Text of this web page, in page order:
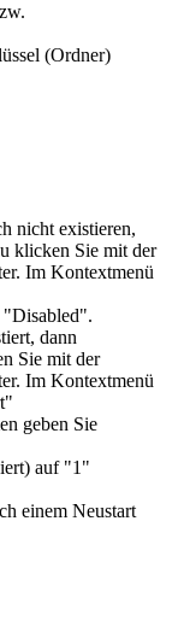
(Ordner)
nicht existieren,
klicken Sie mit der
Im Kontextmenü
"Disabled".
dann
Sie mit der
Im Kontextmenü
geben Sie
auf "1 "
einem Neustart